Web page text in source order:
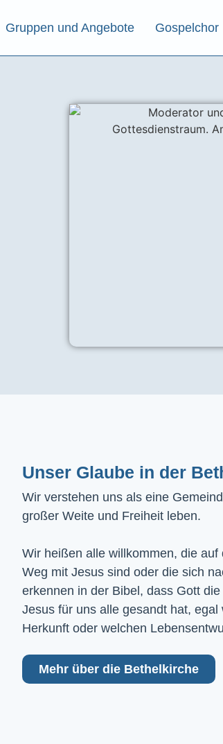
Gruppen und Angebote Gospelchor
Unser Glaube in der
Wir verstehen uns als eine
großer Weite und Freiheit leben.
Wir heißen alle willkommen, die
Weg mit Jesus sind oder die sich
erkennen in der Bibel, dass Gott
Jesus für uns alle gesandt hat,
Herkunft oder welchen
Mehr über die Bethelkirche